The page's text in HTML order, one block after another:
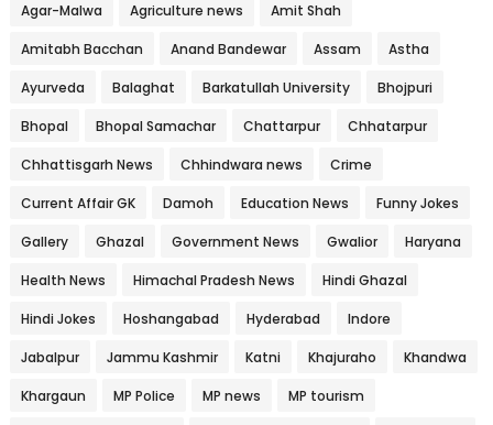
Agar-Malwa Agriculture news Amit Shah
Amitabh Bacchan Anand Bandewar Assam Astha
Ayurveda Balaghat Barkatullah University Bhojpuri
Bhopal Bhopal Samachar Chattarpur Chhatarpur
Chhattisgarh News Chhindwara news Crime
Current Affair GK Damoh Education News Funny Jokes
Gallery Ghazal Government News Gwalior Haryana
Health News Himachal Pradesh News Hindi Ghazal
Hindi Jokes Hoshangabad Hyderabad Indore
Jabalpur Jammu Kashmir Katni Khajuraho Khandwa
Khargaun MP Police MP news MP tourism